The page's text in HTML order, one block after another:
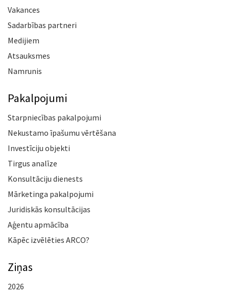
Vakances
Sadarbības partneri
Medijiem
Atsauksmes
Namrunis
Pakalpojumi
Starpniecības pakalpojumi
Nekustamo īpašumu vērtēšana
Investīciju objekti
Tirgus analīze
Konsultāciju dienests
Mārketinga pakalpojumi
Juridiskās konsultācijas
Aģentu apmācība
Kāpēc izvēlēties ARCO?
Ziņas
2026